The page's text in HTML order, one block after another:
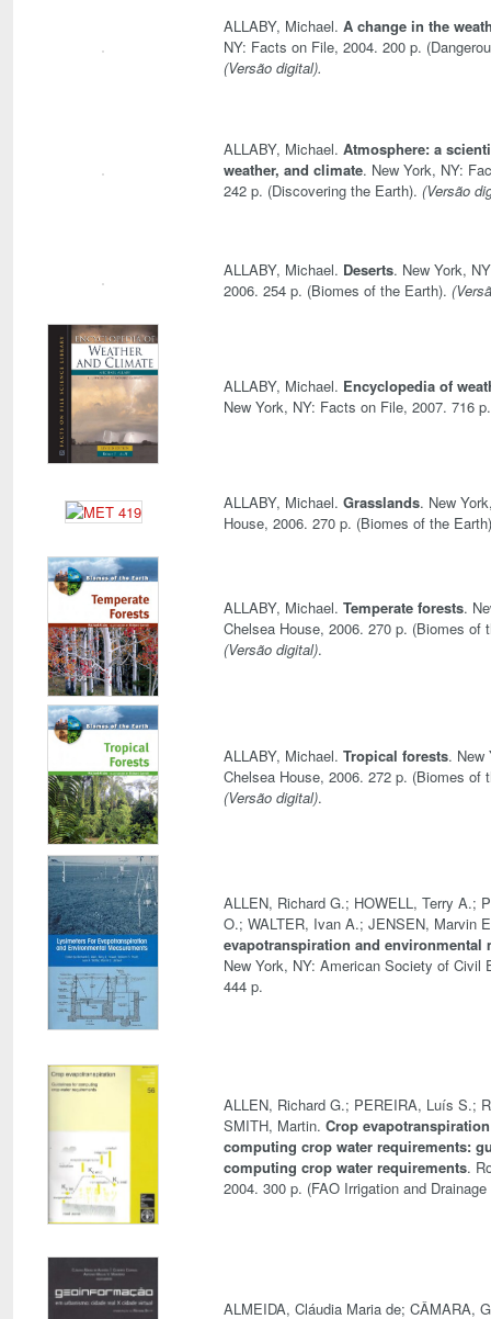
ALLABY, Michael. A change in the
NY: Facts on File, 2004. 200 p.
(Versão digital).
ALLABY, Michael. Atmosphere: a
weather, and climate. New York, NY:
242 p. (Discovering the Earth). (Versão
ALLABY, Michael. Deserts. New York,
2006. 254 p. (Biomes of the Earth).
ALLABY, Michael. Encyclopedia of
New York, NY: Facts on File, 2007. 716
ALLABY, Michael. Grasslands. New
House, 2006. 270 p. (Biomes of the
ALLABY, Michael. Temperate forests.
Chelsea House, 2006. 270 p. (Biomes of
(Versão digital).
ALLABY, Michael. Tropical forests. New
Chelsea House, 2006. 272 p. (Biomes of
(Versão digital).
ALLEN, Richard G.; HOWELL, Terry A.;
O.; WALTER, Ivan A.; JENSEN, Marvin
evapotranspiration and environmental
New York, NY: American Society of Civil
444 p.
ALLEN, Richard G.; PEREIRA, Luís S.;
SMITH, Martin. Crop
computing crop water requirements:
computing crop water requirements.
2004. 300 p. (FAO Irrigation and
ALMEIDA, Cláudia Maria de; CÂMARA,